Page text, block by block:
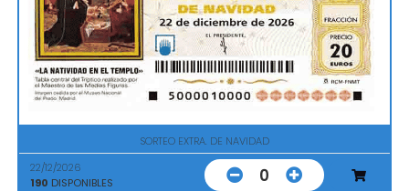
SORTEO EXTRA. DE NAVIDAD
22/12/2026
190 DISPONIBLES 0